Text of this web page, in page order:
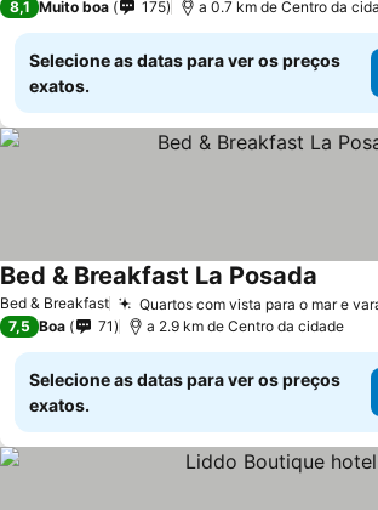
8,1 Muito boa 175 a 0.7 km de Centro da
Selecione as datas para ver os preços
exatos.
Bed & Breakfast Quartos com vista para o mar e
Bed & Breakfast La Posada
7,5 Boa 71 a 2.9 km de Centro da cidade
Selecione as datas para ver os preços
exatos.